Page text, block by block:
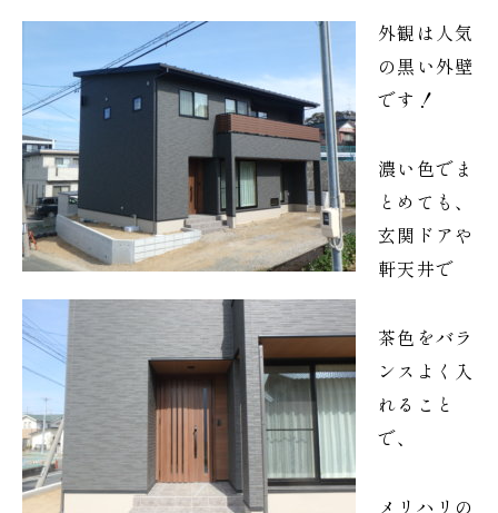
外観は人気
の黒い外壁
です！
濃い色でま
とめても、
玄関ドアや
軒天井で
茶色をバラ
ンスよく入
れること
で、
メリハリの